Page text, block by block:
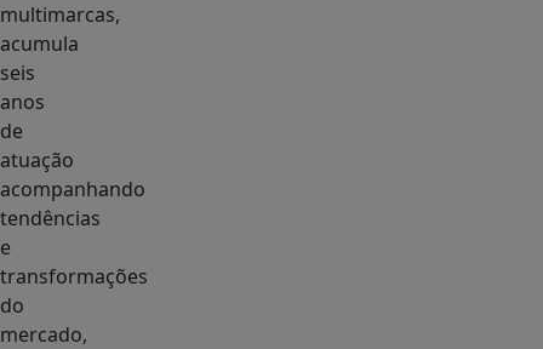
multimarcas,
acumula
seis
anos
de
atuação
acompanhando
tendências
e
transformações
do
mercado,